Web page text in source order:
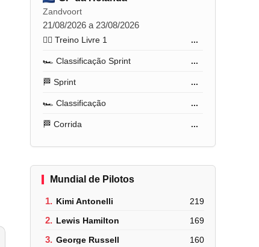
Zandvoort
21/08/2026 a 23/08/2026
🏋️‍♂️ Treino Livre 1 ...
🏎️ Classificação Sprint ...
🏁 Sprint ...
🏎️ Classificação ...
🏁 Corrida ...
Mundial de Pilotos
1. Kimi Antonelli 219
2. Lewis Hamilton 169
3. George Russell 160